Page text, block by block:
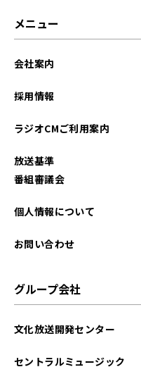
2023年01月
2022年10月
メニュー
会社案内
採用情報
ラジオCMご利用案内
放送基準
番組審議会
個人情報について
お問い合わせ
グループ会社
文化放送開発センター
セントラルミュージック